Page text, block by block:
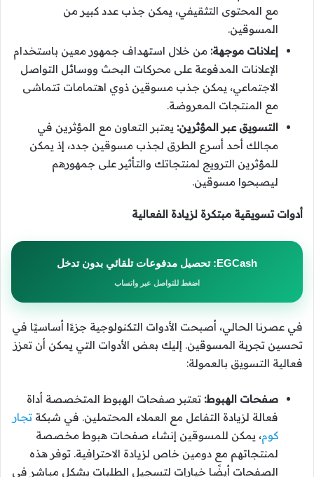
مع المحتوى التثقيفي، يمكن جذب عدد كبير من
المسوقين.
إعلانات موجهة: من خلال استهداف جمهور معين باستخدام
الإعلانات المدفوعة على محركات البحث ووسائل التواصل
الاجتماعي، يمكن جذب مسوقين ذوي اهتمامات تتماشى
مع المنتجات المعروضة.
التسويق عبر المؤثرين: يعتبر التعاون مع المؤثرين في
مجالك أحد أسرع الطرق لجذب مسوقين جدد، إذ يمكن
للمؤثرين الترويج لمنتجاتك والتأثير على جمهورهم
ليصبحوا مسوقين.
أدوات تسويقية مبتكرة لزيادة الفعالية
EGCash: تحصيل مدفوعات تلقائي بدون تدخل
اضغط للتواصل عبر واتساب
في عصرنا الحالي، أصبحت الأدوات التكنولوجية جزءًا أساسيًا في
تحسين تجربة المسوقين. إليك بعض الأدوات التي يمكن أن تعزز
فعالية التسويق بالعمولة:
صفحات الهبوط: تعتبر صفحات الهبوط المتخصصة أداة
فعالة لزيادة التفاعل مع العملاء المحتملين. في شبكة تجار
كوم، يمكن للمسوقين إنشاء صفحات هبوط مخصصة
لمنتجاتهم مع دومين خاص لزيادة الاحترافية. توفر هذه
الصفحات أيضًا خيارات لتسجيل الطلبات بشكل مباشر في